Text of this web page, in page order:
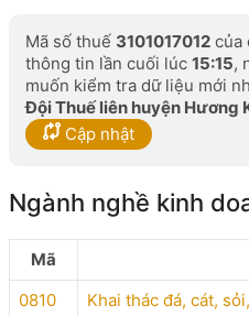
Mã số thuế 3101017012 của
thông tin lần cuối lúc 15:15,
muốn kiểm tra dữ liệu mới
Đội Thuế liên huyện Hương
Cập nhật
Ngành nghề kinh
Mã
0810
Khai thác đá, cát,